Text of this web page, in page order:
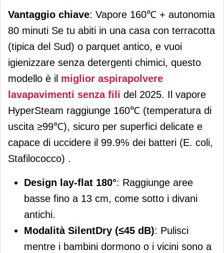
Vantaggio chiave: Vapore 160℃ + autonomia
80 minuti Se tu abiti in una casa con terracotta
(tipica del Sud) o parquet antico, e vuoi
igienizzare senza detergenti chimici, questo
modello è il miglior aspirapolvere
lavapavimenti senza fili del 2025. Il vapore
HyperSteam raggiunge 160℃ (temperatura di
uscita ≥99℃), sicuro per superfici delicate e
capace di uccidere il 99.9% dei batteri (E. coli,
Stafilococco) .
Design lay-flat 180°: Raggiunge aree
basse fino a 13 cm, come sotto i divani
antichi.
Modalità SilentDry (≤45 dB): Pulisci
mentre i bambini dormono o i vicini sono a